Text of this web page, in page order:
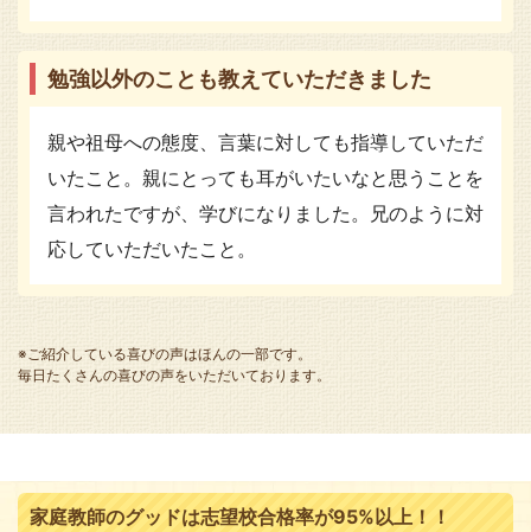
勉強以外のことも教えていただきました
親や祖母への態度、言葉に対しても指導していただ
いたこと。親にとっても耳がいたいなと思うことを
言われたですが、学びになりました。兄のように対
応していただいたこと。
※ご紹介している喜びの声はほんの一部です。
毎日たくさんの喜びの声をいただいております。
家庭教師のグッドは志望校合格率が95%以上！！